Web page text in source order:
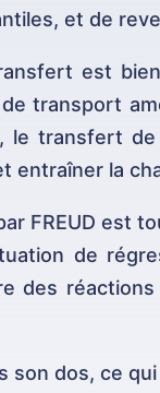
et de
est
transport
le transfert
entraîner la
FREUD est
de
des
son dos, ce